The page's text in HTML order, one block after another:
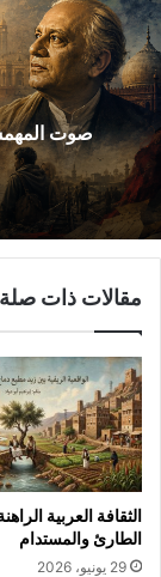
صوت
مقالات ذات صلة
الثقافة العربية
الطارئ والمستدام
29 يونيو، 2026